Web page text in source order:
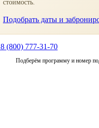
стоимость.
Подобрать даты и
8 (800) 777-31-70
Подберём программу и номер